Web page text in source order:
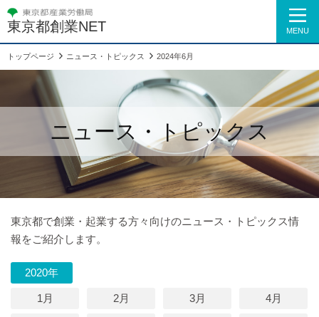
東京都創業NET MENU
トップページ ニュース・トピックス 2024年6月
ニュース・トピックス
東京都で創業・起業する方々向けのニュース・トピックス情
報をご紹介します。
2020年
1月 2月 3月 4月